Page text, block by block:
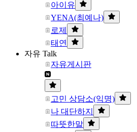
아이유
YENA(최예나)
로제
태연
자유 Talk
자유게시판
고민 상담소(익명)
나 대단하지
따뜻한말